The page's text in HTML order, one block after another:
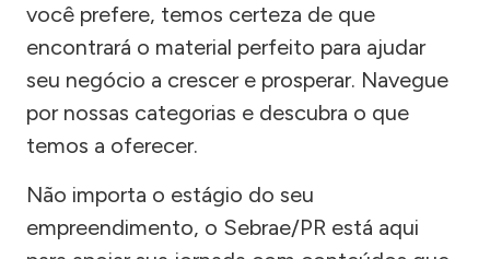
você prefere, temos certeza de que
encontrará o material perfeito para ajudar
seu negócio a crescer e prosperar. Navegue
por nossas categorias e descubra o que
temos a oferecer.
Não importa o estágio do seu
empreendimento, o Sebrae/PR está aqui